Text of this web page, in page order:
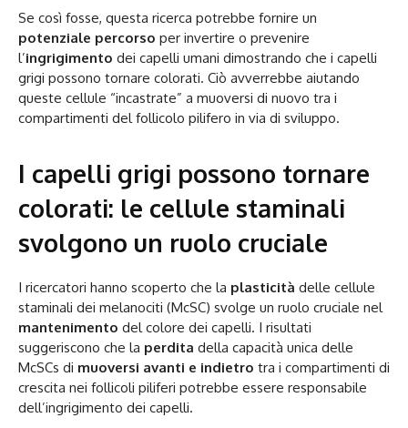
Se così fosse, questa ricerca potrebbe fornire un
potenziale percorso per invertire o prevenire
l’ingrigimento dei capelli umani dimostrando che i capelli
grigi possono tornare colorati. Ciò avverrebbe aiutando
queste cellule “incastrate” a muoversi di nuovo tra i
compartimenti del follicolo pilifero in via di sviluppo.
I capelli grigi possono tornare
colorati: le cellule staminali
svolgono un ruolo cruciale
I ricercatori hanno scoperto che la plasticità delle cellule
staminali dei melanociti (McSC) svolge un ruolo cruciale nel
mantenimento del colore dei capelli. I risultati
suggeriscono che la perdita della capacità unica delle
McSCs di muoversi avanti e indietro tra i compartimenti di
crescita nei follicoli piliferi potrebbe essere responsabile
dell’ingrigimento dei capelli.